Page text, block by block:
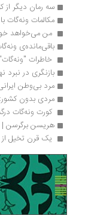
سه رمان دیگر از
مکالمات ونه‌گات
من می‌خواهد
باقی‌مانده‌ی
خاطرات
بازنگری در نبرد نهایی
مرد بی‌وطن
مردی‌ بدون‌
کورت ونه‌گات
هریسن برگرسن |
یک قرن تخیل از